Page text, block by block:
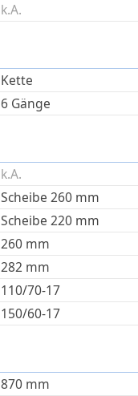
k.A.
Kette
6 Gänge
k.A.
Scheibe 260 mm
Scheibe 220 mm
260 mm
282 mm
110/70-17
150/60-17
870 mm